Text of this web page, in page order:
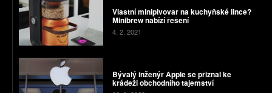
Vlastní minipivovar na kuchyňské lince?
Minibrew nabízí řešení
4. 2. 2021
Bývalý inženýr Apple se přiznal ke
krádeži obchodního tajemství